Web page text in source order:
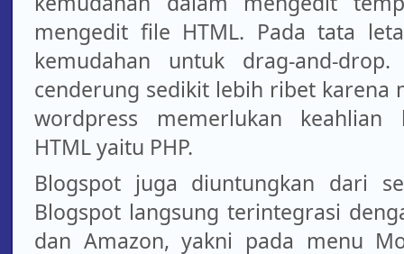
mengedit file HTML. Pada tata
kemudahan untuk drag-and-
cenderung sedikit lebih ribet karena
wordpress memerlukan keahlian
HTML yaitu PHP.
Blogspot juga diuntungkan dari
Blogspot langsung terintegrasi
dan Amazon, yakni pada menu